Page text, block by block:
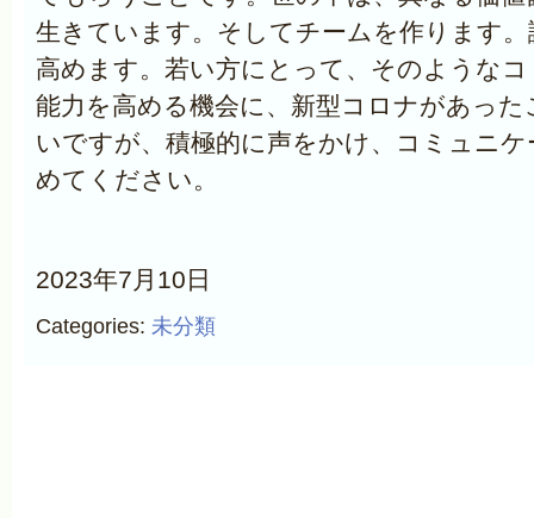
生きています。そしてチームを作ります
高めます。若い方にとって、そのような
能力を高める機会に、新型コロナがあっ
いですが、積極的に声をかけ、コミュニ
めてください。
2023年7月10日
Categories: 未分類